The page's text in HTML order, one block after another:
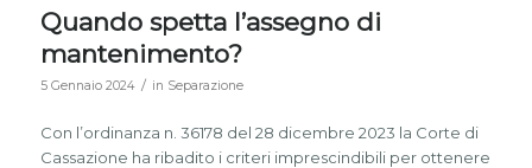
Quando spetta l’assegno di
mantenimento?
5 Gennaio 2024 / in Separazione
Con l’ordinanza n. 36178 del 28 dicembre 2023 la Corte di
Cassazione ha ribadito i criteri imprescindibili per ottenere